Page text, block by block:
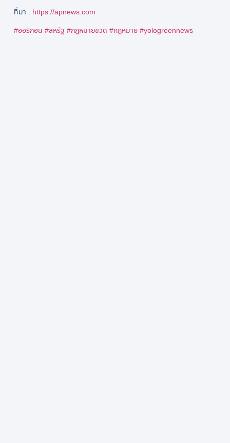
ที่มา : https://apnews.com
#ออริกอน #สหรัฐ #กฎหมายขวด #กฎหมาย#yologreennews